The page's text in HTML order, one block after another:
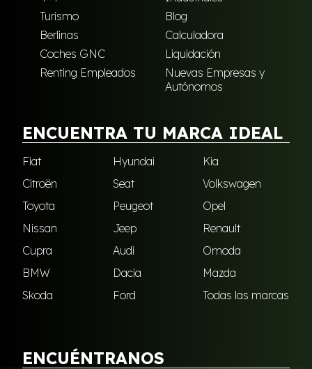
Turismo
Blog
Berlinas
Calculadora
Coches GNC
Liquidación
Renting Empleados
Nuevas Empresas y
Autónomos
ENCUENTRA TU MARCA IDEAL
Fiat Hyundai
Kia
Citroën
Seat
Volkswagen
Toyota
Peugeot
Opel
Nissan
Jeep
Renault
Cupra
Audi
Omoda
BMW
Dacia
Mazda
Skoda
Ford Todas las marcas
ENCUÉNTRANOS